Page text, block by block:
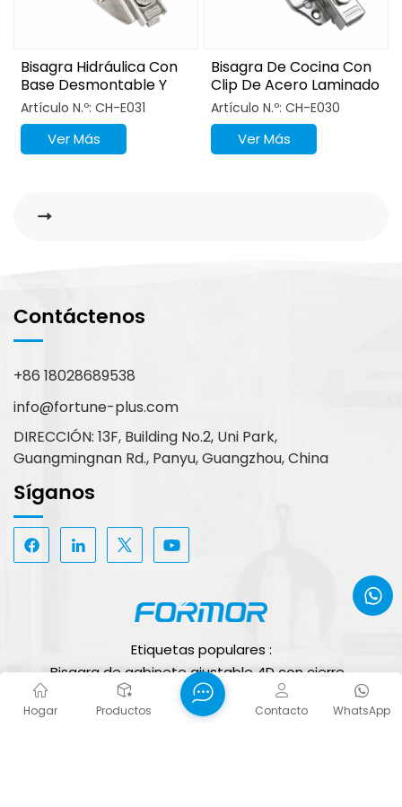
Bisagra Hidráulica Con
Base Desmontable Y
Niquelado En Forma De
Gancho 3D
Artículo N.º: CH-E031
Ver Más
Bisagra De Cocina Con
Clip De Acero Laminado
En Frío Para Armario
Artículo N.º: CH-E030
Ver Más
Contáctenos
+86 18028689538
info@fortune-plus.com
DIRECCIÓN: 13F, Building No.2, Uni Park,
Guangmingnan Rd., Panyu, Guangzhou, China
Síganos
Etiquetas populares :
Bisagra de gabinete ajustable 4D con cierre
silencioso
Bisagras ocultas para puertas de gabinetes al por
Hogar Productos WhatsApp
Contacto